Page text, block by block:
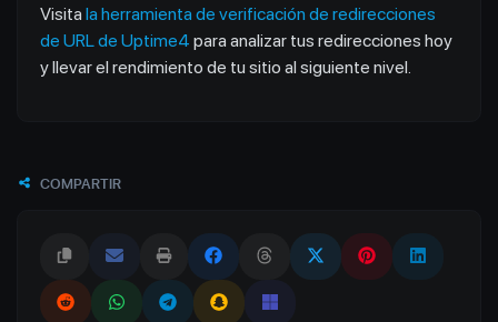
Visita la herramienta de verificación de redirecciones
de URL de Uptime4 para analizar tus redirecciones hoy
y llevar el rendimiento de tu sitio al siguiente nivel.
COMPARTIR